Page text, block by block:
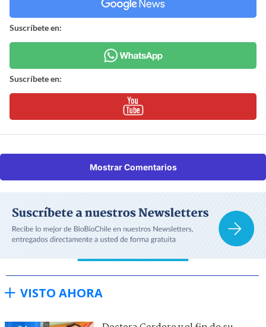
Suscríbete en:
Suscríbete en:
Mostrar Comentarios
VISTO AHORA